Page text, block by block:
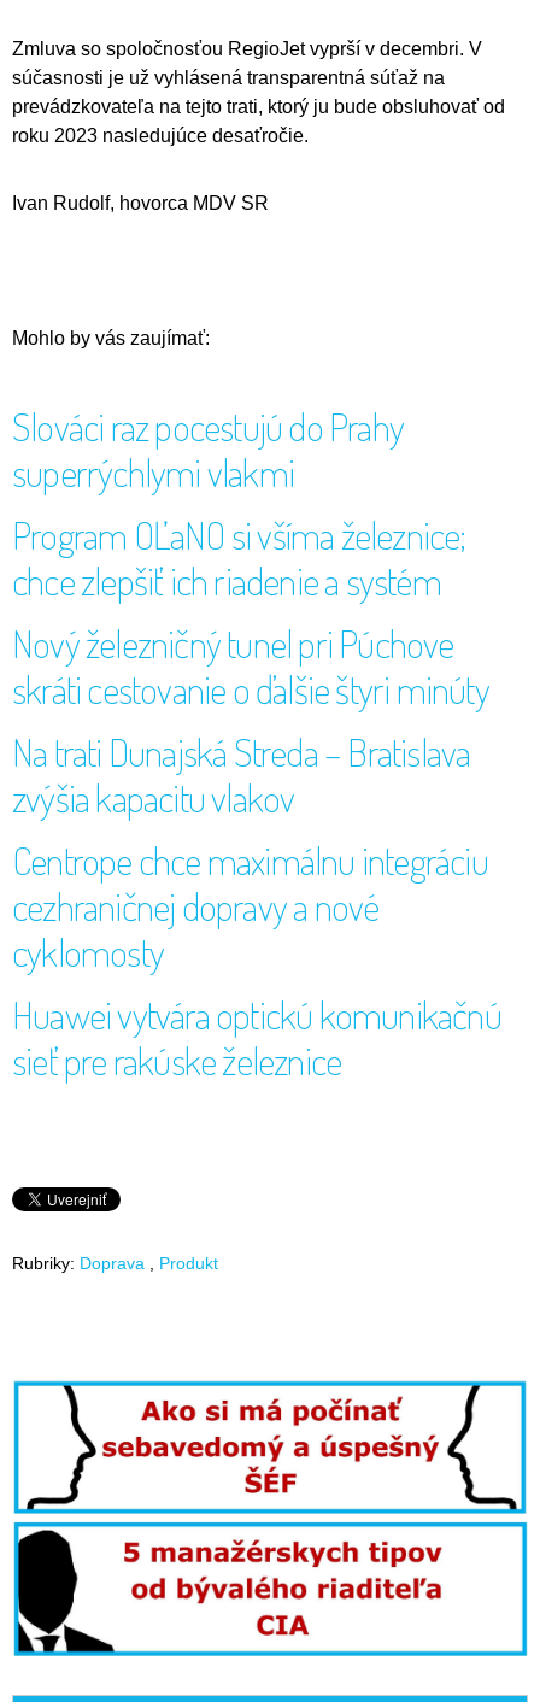
Zmluva so spoločnosťou RegioJet vyprší v decembri. V
súčasnosti je už vyhlásená transparentná súťaž na
prevádzkovateľa na tejto trati, ktorý ju bude obsluhovať od
roku 2023 nasledujúce desaťročie.
Ivan Rudolf, hovorca MDV SR
Mohlo by vás zaujímať:
Slováci raz pocestujú do Prahy
superrýchlymi vlakmi
Program OĽaNO si všíma železnice;
chce zlepšiť ich riadenie a systém
Nový železničný tunel pri Púchove
skráti cestovanie o ďalšie štyri minúty
Na trati Dunajská Streda – Bratislava
zvýšia kapacitu vlakov
Centrope chce maximálnu integráciu
cezhraničnej dopravy a nové
cyklomosty
Huawei vytvára optickú komunikačnú
sieť pre rakúske železnice
Rubriky: Doprava Produkt